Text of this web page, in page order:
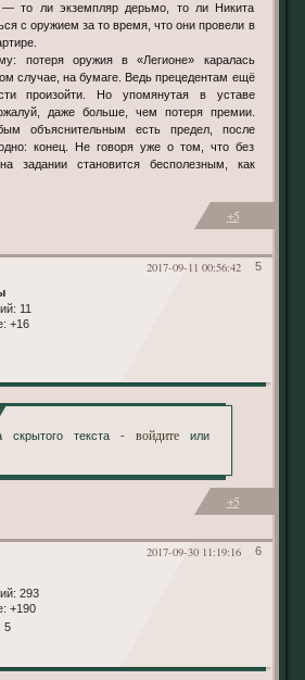
то ли экземпляр дерьмо, то ли Никита
с оружием за то время, что они провели в
потеря оружия в «Легионе» каралась
случае, на бумаге. Ведь прецедентам ещё
произойти. Но упомянутая в уставе
даже больше, чем потеря премии.
объяснительным есть предел, после
конец. Не говоря уже о том, что без
задании становится бесполезным, как
+5
5
2017-09-11 00:56:42
11
+16
скрытого текста -войдите или
+5
6
2017-09-30 11:19:16
293
+190
5